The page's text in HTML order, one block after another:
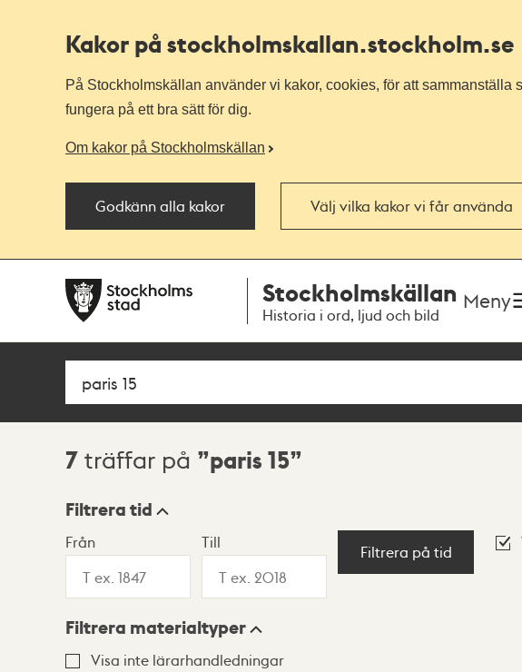
Kakor på stockholmskallan.stockholm.se
På Stockholmskällan använder vi kakor, cookies, för att sammanställa
fungera på ett bra sätt för dig.
Om kakor på Stockholmskällan
Godkänn alla kakor Välj vilka kakor vi får använda
navigationen
huvudinnehållet
Stockholmskällan
Historia i ord, ljud och bild
Meny
Sök
Sökresultat
7 träffar på paris 15
Visningsläge
Lista Karta
Filtrera tid
Från Till
Filtrera på tid
Filtrera materialtyper
Visa inte lärarhandledningar